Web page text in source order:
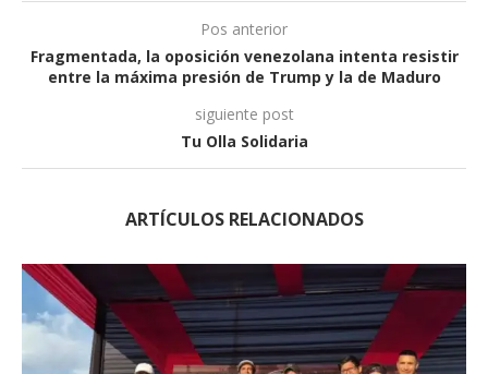
Pos anterior
Fragmentada, la oposición venezolana intenta resistir
entre la máxima presión de Trump y la de Maduro
siguiente post
Tu Olla Solidaria
ARTÍCULOS RELACIONADOS